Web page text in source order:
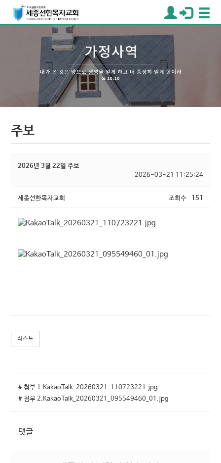
주보
2026년 3월 22일 주보
2026-03-21 11:25:24
세종선한목자교회 조회수 151
리스트
# 첨부 1.KakaoTalk_20260321_110723221.jpg
# 첨부 2.KakaoTalk_20260321_095549460_01.jpg
댓글